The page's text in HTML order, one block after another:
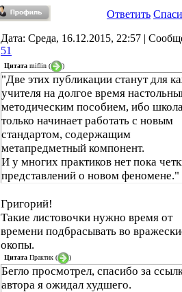
Ответить
Дата: Среда, 16.12.2015, 22:57 |
51
Цитата miflin ( )
"Две этих публикации станут для
учителя на долгое время
методическим пособием, ибо
только начинает работать с новым
стандартом, содержащим
метапредметный компонент.
И у многих практиков нет пока
представлений о новом феномене."
Григорий!
Такие листовочки нужно время от
времени подбрасывать во
окопы.
Цитата Практик ( )
Бегло просмотрел, спасибо за
автора я ожидал худшего.